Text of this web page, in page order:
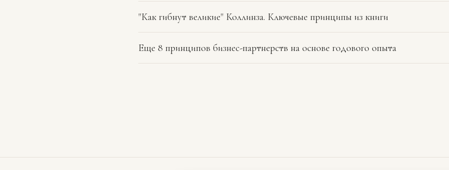
"Как гибнут великие" Коллинза. Ключевые принципы из книги
Еще 8 принципов бизнес-партнерств на основе годового опыта